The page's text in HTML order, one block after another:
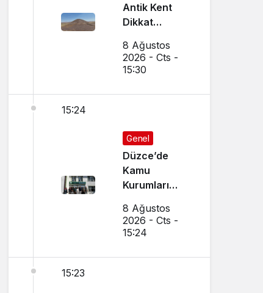
Antik Kent
Dikkat
8 Ağustos
2026 - Cts -
15:30
15:24
Genel
Düzce’de
Kamu
Kurumları
Birliği
Toplantısı
8 Ağustos
2026 - Cts -
15:24
15:23